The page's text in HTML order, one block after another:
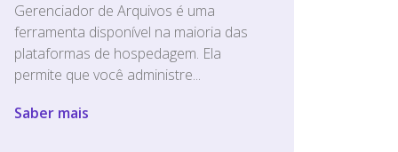
Gerenciador de Arquivos é uma
ferramenta disponível na maioria das
plataformas de hospedagem. Ela
permite que você administre...
Saber mais